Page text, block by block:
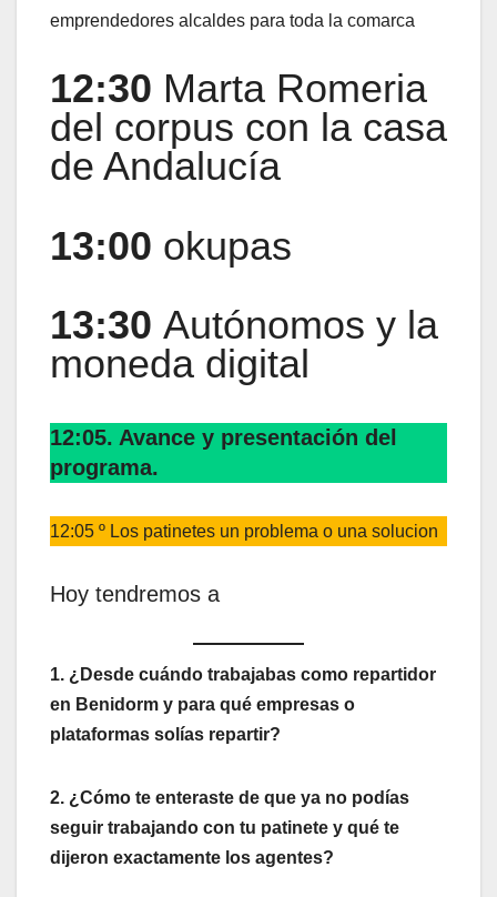
emprendedores alcaldes para toda la comarca
12:30 Marta Romeria
del corpus con la casa
de Andalucía
13:00 okupas
13:30 Autónomos y la
moneda digital
12:05. Avance y presentación del
programa.
12:05 º Los patinetes un problema o una solucion
Hoy tendremos a
1. ¿Desde cuándo trabajabas como repartidor
en Benidorm y para qué empresas o
plataformas solías repartir?
2. ¿Cómo te enteraste de que ya no podías
seguir trabajando con tu patinete y qué te
dijeron exactamente los agentes?